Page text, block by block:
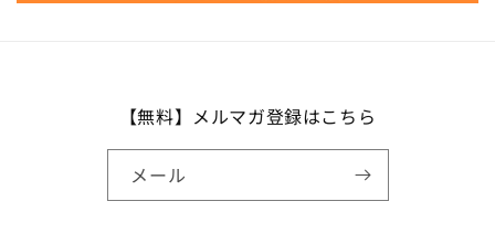
【無料】メルマガ登録はこちら
メール